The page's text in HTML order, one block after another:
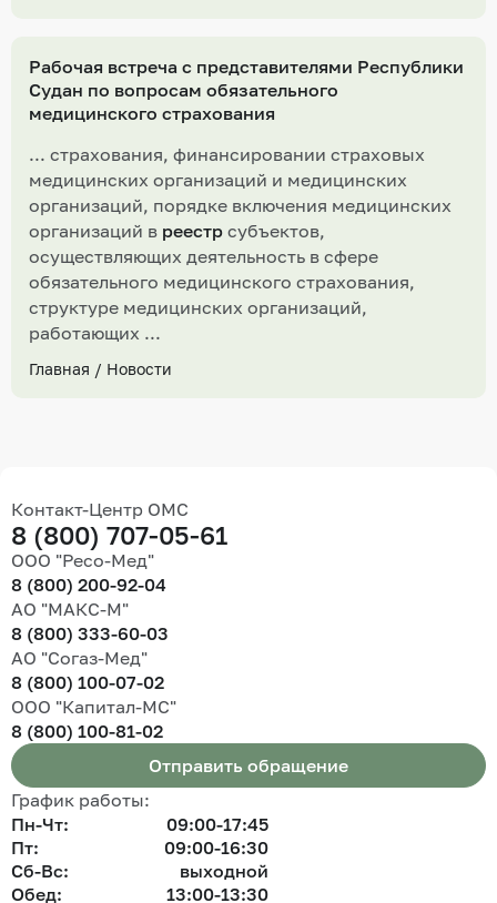
Рабочая встреча с представителями Республики
Судан по вопросам обязательного
медицинского страхования
... страхования, финансировании страховых
медицинских организаций и медицинских
организаций, порядке включения медицинских
организаций в реестр субъектов,
осуществляющих деятельность в сфере
обязательного медицинского страхования,
структуре медицинских организаций,
работающих ...
Главная / Новости
Контакт-Центр ОМС
8 (800) 707-05-61
ООО "Ресо-Мед"
8 (800) 200-92-04
АО "МАКС-М"
8 (800) 333-60-03
АО "Согаз-Мед"
8 (800) 100-07-02
ООО "Капитал-МС"
8 (800) 100-81-02
Отправить обращение
График работы:
Пн-Чт:
09:00-17:45
Пт:
09:00-16:30
Сб-Вс:
выходной
Обед:
13:00-13:30